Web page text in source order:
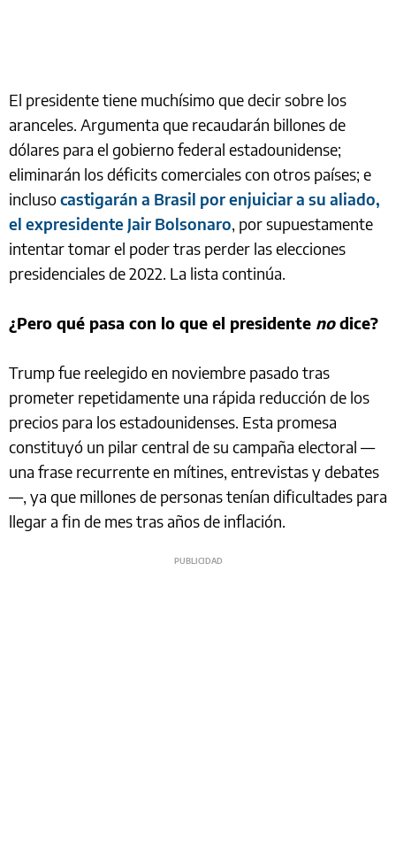
El presidente tiene muchísimo que decir sobre los
aranceles. Argumenta que recaudarán billones de
dólares para el gobierno federal estadounidense;
eliminarán los déficits comerciales con otros países; e
inclusocastigarán a Brasil por enjuiciar a su aliado,
el expresidente Jair Bolsonaro, por supuestamente
intentar tomar el poder tras perder las elecciones
presidenciales de 2022. La lista continúa.
¿Pero qué pasa con lo que el presidente nodice?
Trump fue reelegido en noviembre pasado tras
prometer repetidamente una rápida reducción de los
precios para los estadounidenses. Esta promesa
constituyó un pilar central de su campaña electoral —
una frase recurrente en mítines, entrevistas y debates
—, ya que millones de personas tenían dificultades para
llegar a fin de mes tras años de inflación.